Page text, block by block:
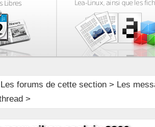
Les forums de cette section> Les
>